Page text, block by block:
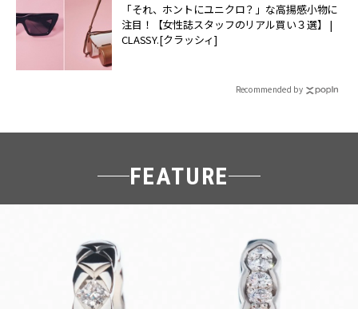
「それ、ホントにユニクロ？」な高揚感小物に
注目！【女性誌スタッフのリアル買い３選】 |
CLASSY.[クラッシィ]
Recommended by
FEATURE